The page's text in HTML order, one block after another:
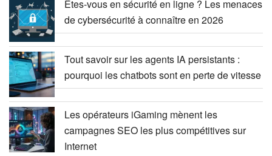
Êtes-vous en sécurité en ligne ? Les menaces
de cybersécurité à connaître en 2026
Tout savoir sur les agents IA persistants :
pourquoi les chatbots sont en perte de vitesse
Les opérateurs iGaming mènent les
campagnes SEO les plus compétitives sur
Internet